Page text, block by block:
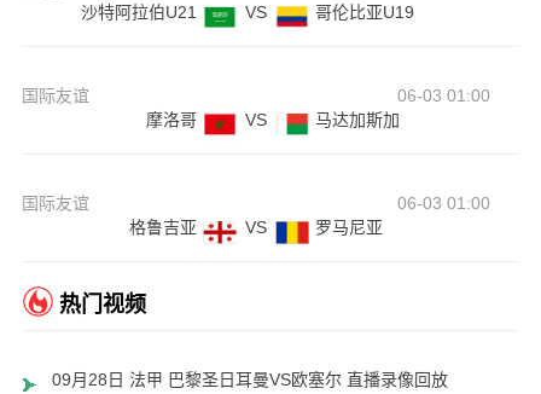
沙特阿拉伯U21
VS 哥伦比亚U19
国际友谊
06-03 01:00
摩洛哥
VS 马达加斯加
国际友谊
06-03 01:00
格鲁吉亚
VS 罗马尼亚
热门视频
09月28日 法甲 巴黎圣日耳曼VS欧塞尔 直播录像回放